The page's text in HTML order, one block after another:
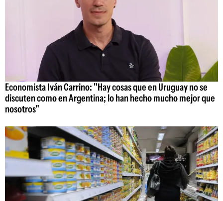
Economista Iván Carrino: "Hay cosas que en Uruguay no se
discuten como en Argentina; lo han hecho mucho mejor que
nosotros"